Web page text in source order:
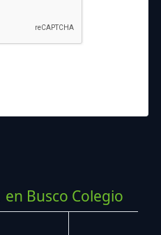
en Busco Colegio